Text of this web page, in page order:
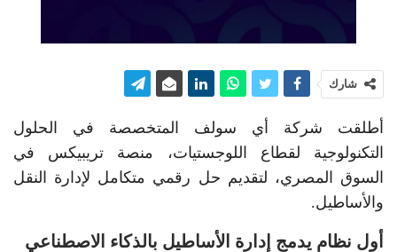
شارك
أطلقت شركة أي سولف المتخصصة في الحلول
التكنولوجية لقطاع اللوجستيات، منصة تريبيكس في
السوق المصري، لتقديم حل رقمي متكامل لإدارة النقل
والأساطيل.
أول نظام يدمج إدارة الأساطيل بالذكاء الاصطناعي